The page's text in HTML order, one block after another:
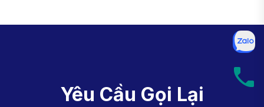
Yêu Cầu Gọi Lại